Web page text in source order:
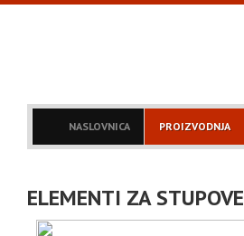
NASLOVNICA PROIZVODNJA
ELEMENTI ZA STUPOVE